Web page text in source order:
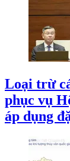
Loại trừ
phục vụ
áp dụng